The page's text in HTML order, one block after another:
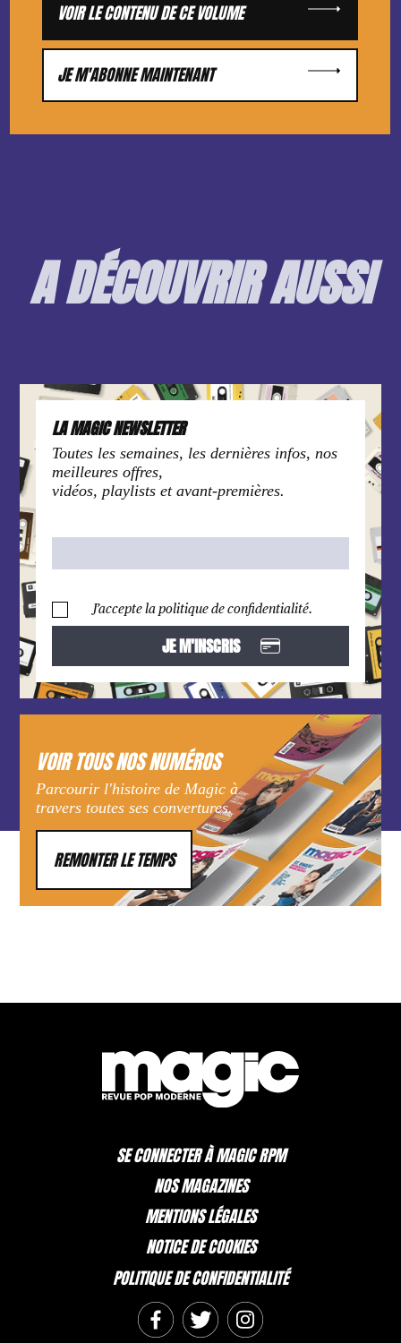
VOIR LE CONTENU DE CE VOLUME
JE M'ABONNE MAINTENANT
A DÉCOUVRIR AUSSI
LA MAGIC NEWSLETTER
Toutes les semaines, les dernières infos, nos
meilleures offres,
vidéos, playlists et avant-premières.
J’accepte la politique de confidentialité.
VOIR TOUS NOS NUMÉROS
Parcourir l'histoire de Magic à
travers toutes ses convertures.
REMONTER LE TEMPS
SE CONNECTER À MAGIC RPM
NOS MAGAZINES
MENTIONS LÉGALES
NOTICE DE COOKIES
POLITIQUE DE CONFIDENTIALITÉ